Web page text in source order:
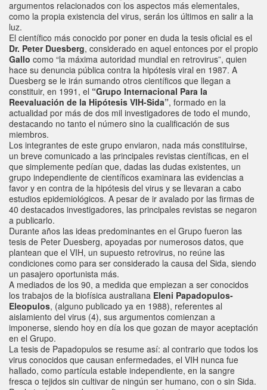
argumentos relacionados con los aspectos más elementales,
como la propia existencia del virus, serán los últimos en salir a la
luz.
El científico más conocido por poner en duda la tesis oficial es el
Dr. Peter Duesberg, considerado en aquel entonces por el propio
Gallo como “la máxima autoridad mundial en retrovirus”, quien
hace su denuncia pública contra la hipótesis viral en 1987. A
Duesberg se le irán sumando otros científicos que llegan a
constituir, en 1991, el “Grupo Internacional Para la
Reevaluación de la Hipótesis VIH-Sida”, formado en la
actualidad por más de dos mil investigadores de todo el mundo,
destacando no tanto el número sino la cualificación de sus
miembros.
Los integrantes de este grupo enviaron, nada más constituirse,
un breve comunicado a las principales revistas científicas, en el
que simplemente pedían que, dadas las dudas existentes, un
grupo independiente de científicos examinara las evidencias a
favor y en contra de la hipótesis del virus y se llevaran a cabo
estudios epidemiológicos. A pesar de ir avalado por las firmas de
40 destacados investigadores, las principales revistas se negaron
a publicarlo.
Durante años las ideas predominantes en el Grupo fueron las
tesis de Peter Duesberg, apoyadas por numerosos datos, que
plantean que el VIH, un supuesto retrovirus, no reúne las
condiciones como para ser considerado la causa del Sida, siendo
un pasajero oportunista más.
A mediados de los 90, a medida que empiezan a ser conocidos
los trabajos de la biofísica australiana Eleni Papadopulos-
Eleopulos, (alguno publicado ya en 1988), referentes al
aislamiento del virus (4), sus argumentos comienzan a
imponerse, siendo hoy en día los que gozan de mayor aceptación
en el Grupo.
La tesis de Papadopulos se resume así: al contrario que todos los
virus conocidos que causan enfermedades, el VIH nunca fue
hallado, como partícula estable independiente, en la sangre
fresca o tejidos sin cultivar de ningún ser humano, con o sin Sida.